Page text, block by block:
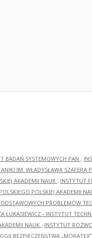
BADAŃ SYSTEMOWYCH PAN ;
IM. WŁADYSŁAWA SZAFERA
AKADEMII NAUK ; INSTYTUT
POLSKIEJ AKADEMII
PROBLEMÓW
ŁUKASIEWICZ - INSTYTUT
NAUK ; INSTYTUT
BEZPIECZEŃSTWA „MORATEX”